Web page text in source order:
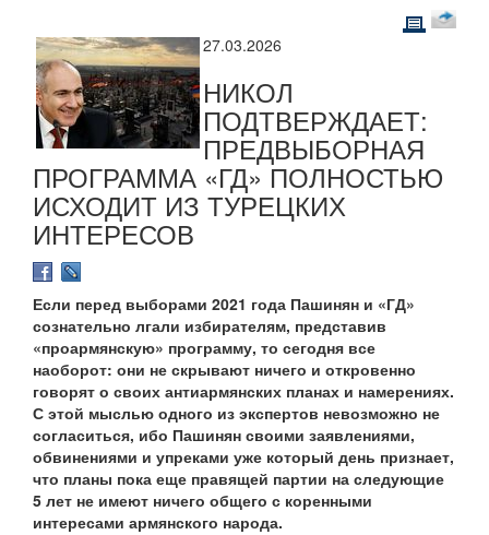
27.03.2026
НИКОЛ
ПОДТВЕРЖДАЕТ:
ПРЕДВЫБОРНАЯ
ПРОГРАММА «ГД» ПОЛНОСТЬЮ
ИСХОДИТ ИЗ ТУРЕЦКИХ
ИНТЕРЕСОВ
Если перед выборами 2021 года Пашинян и «ГД»
сознательно лгали избирателям, представив
«проармянскую» программу, то сегодня все
наоборот: они не скрывают ничего и откровенно
говорят о своих антиармянских планах и намерениях.
С этой мыслью одного из экспертов невозможно не
согласиться, ибо Пашинян своими заявлениями,
обвинениями и упреками уже который день признает,
что планы пока еще правящей партии на следующие
5 лет не имеют ничего общего с коренными
интересами армянского народа.